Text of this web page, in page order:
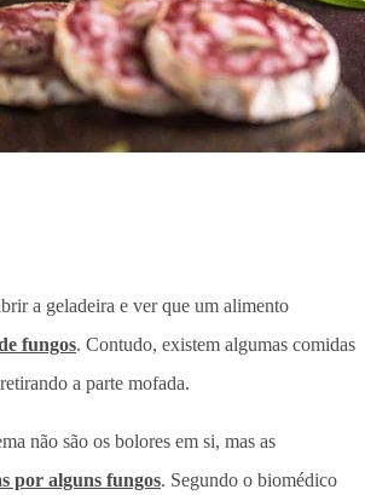
a geladeira e ver que um alimento
fungos. Contudo, existem algumas comidas
a parte mofada.
não são os bolores em si, mas as
por alguns fungos. Segundo o biomédico